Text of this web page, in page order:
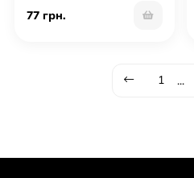
77 грн.
1 ...